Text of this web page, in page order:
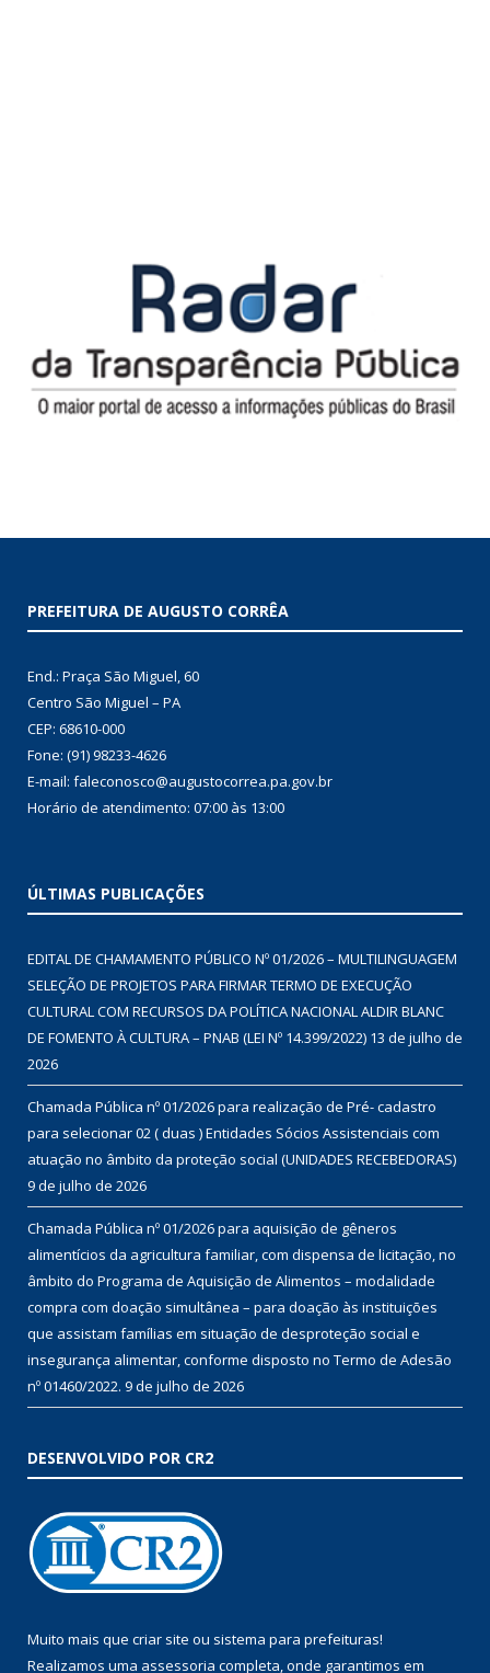
PREFEITURA DE AUGUSTO CORRÊA
End.: Praça São Miguel, 60
Centro São Miguel – PA
CEP: 68610-000
Fone: (91) 98233-4626
E-mail: faleconosco@augustocorrea.pa.gov.br
Horário de atendimento: 07:00 às 13:00
ÚLTIMAS PUBLICAÇÕES
EDITAL DE CHAMAMENTO PÚBLICO Nº 01/2026 – MULTILINGUAGEM
SELEÇÃO DE PROJETOS PARA FIRMAR TERMO DE EXECUÇÃO
CULTURAL COM RECURSOS DA POLÍTICA NACIONAL ALDIR BLANC
DE FOMENTO À CULTURA – PNAB (LEI Nº 14.399/2022) 13 de julho de
2026
Chamada Pública nº 01/2026 para realização de Pré- cadastro
para selecionar 02 ( duas ) Entidades Sócios Assistenciais com
atuação no âmbito da proteção social (UNIDADES RECEBEDORAS)
9 de julho de 2026
Chamada Pública nº 01/2026 para aquisição de gêneros
alimentícios da agricultura familiar, com dispensa de licitação, no
âmbito do Programa de Aquisição de Alimentos – modalidade
compra com doação simultânea – para doação às instituições
que assistam famílias em situação de desproteção social e
insegurança alimentar, conforme disposto no Termo de Adesão
nº 01460/2022. 9 de julho de 2026
DESENVOLVIDO POR CR2
Muito mais que criar site ou sistema para prefeituras!
Realizamos uma assessoria completa, onde garantimos em